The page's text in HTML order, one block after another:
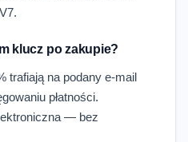
klucz po zakupie?
trafiają na podany e-mail
płatności.
— bez